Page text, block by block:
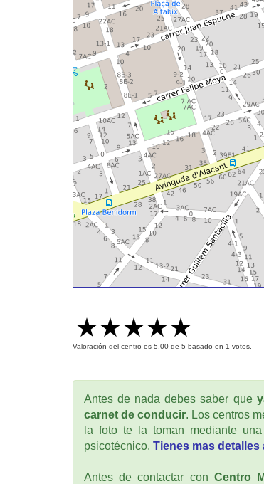
Valoración del centro es 5.00 de 5 basado en 1 votos.
Antes de nada debes saber que
carnet de conducir. Los centros
la foto te la toman mediante
psicotécnico. Tienes mas detalles
Antes de contactar con Centro